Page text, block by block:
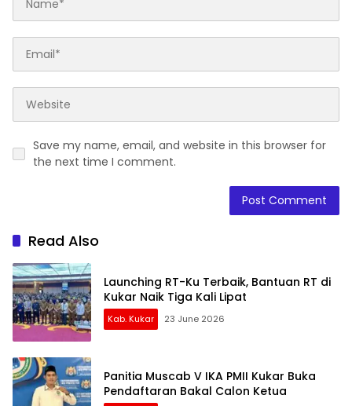
Save my name, email, and website in this browser for
the next time I comment.
Read Also
Launching RT-Ku Terbaik, Bantuan RT di
Kukar Naik Tiga Kali Lipat
Kab. Kukar 23 June 2026
Panitia Muscab V IKA PMII Kukar Buka
Pendaftaran Bakal Calon Ketua